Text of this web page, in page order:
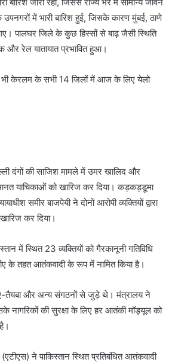
में भारी बारिश हुई, जिसके कारण मुंबई, ठाणे
पालघर जिले के कुछ हिस्सों से बाढ़ जैसी स्थिति
रेल यातायात प्रभावित हुआ।
ने भी केरलम के सभी 14 जिलों में आज के लिए येलो
दंगों की साजिश मामले में उमर खालिद और
याचिकाओं को खारिज कर दिया। कड़कड़डूमा
समीर बाजपेयी ने दोनों आरोपी व्यक्तियों द्वारा
कर दिया।
में स्थित 23 व्यक्तियों को गैरकानूनी गतिविधि
के तहत आतंकवादी के रूप में नामित किया है।
तैयबा और अन्य संगठनों से जुड़े थे। मंत्रालय ने
की सुरक्षा के लिए हर आतंकी मॉड्यूल को
ने पाकिस्तान स्थित प्रतिबंधित आतंकवादी